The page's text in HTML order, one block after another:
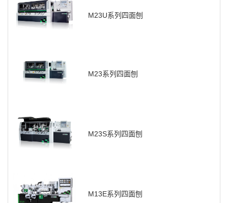
M23U系列四面刨
M23系列四面刨
M23S系列四面刨
M13E系列四面刨